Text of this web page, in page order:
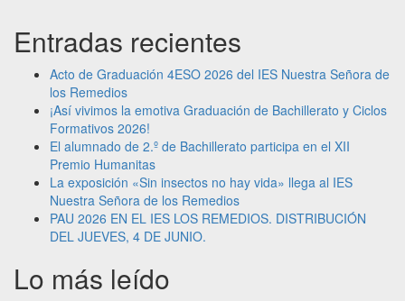
Entradas recientes
Acto de Graduación 4ESO 2026 del IES Nuestra Señora de
los Remedios
¡Así vivimos la emotiva Graduación de Bachillerato y Ciclos
Formativos 2026!
El alumnado de 2.º de Bachillerato participa en el XII
Premio Humanitas
La exposición «Sin insectos no hay vida» llega al IES
Nuestra Señora de los Remedios
PAU 2026 EN EL IES LOS REMEDIOS. DISTRIBUCIÓN
DEL JUEVES, 4 DE JUNIO.
Lo más leído